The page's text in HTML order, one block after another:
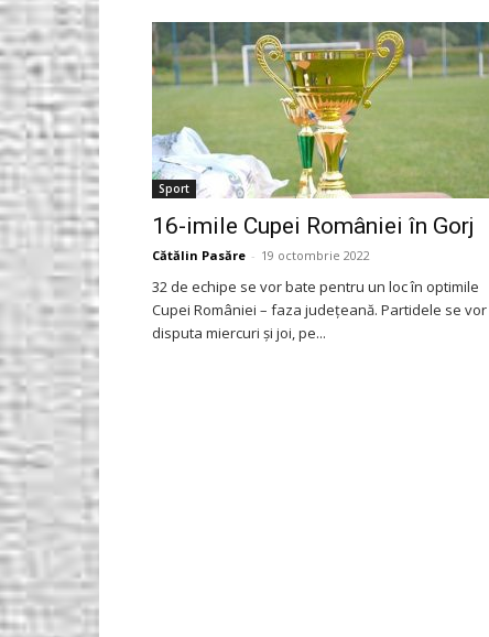
Gorjeanul.ro
Sport
16-imile Cupei României în Gorj
Cătălin Pasăre - 19 octombrie 2022
32 de echipe se vor bate pentru un loc în optimile
Cupei României – faza județeană. Partidele se vor
disputa miercuri și joi, pe...